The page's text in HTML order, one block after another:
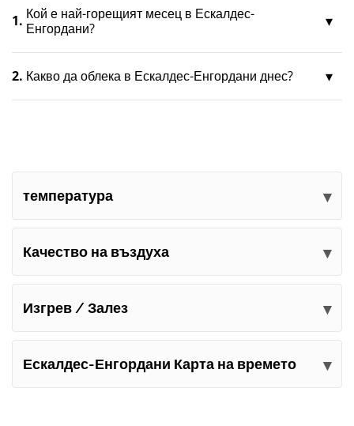
1. Кой е най-горещият месец в Ескалдес-
Енгордани?
2. Какво да облека в Ескалдес-Енгордани днес?
температура
Качество на въздуха
Изгрев / Залез
Ескалдес-Енгордани Карта на времето